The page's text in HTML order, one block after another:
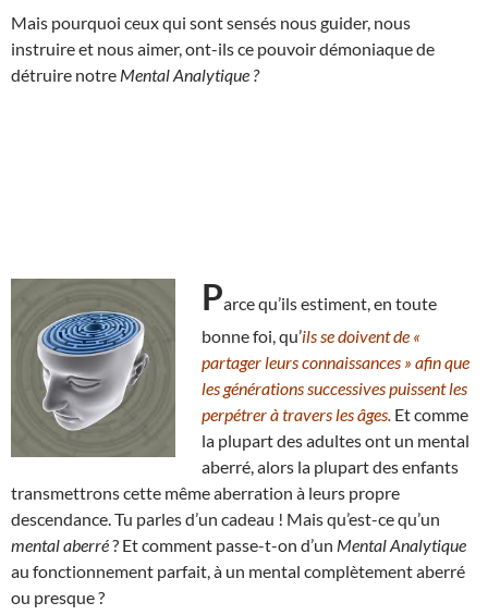
Mais pourquoi ceux qui sont sensés nous guider, nous
instruire et nous aimer, ont-ils ce pouvoir démoniaque de
détruire notre Mental Analytique ?
Parce qu’ils estiment, en toute
bonne foi, qu’ils se doivent de «
partager leurs connaissances » afin que
les générations successives puissent les
perpétrer à travers les âges. Et comme
la plupart des adultes ont un mental
aberré, alors la plupart des enfants
transmettrons cette même aberration à leurs propre
descendance. Tu parles d’un cadeau ! Mais qu’est-ce qu’un
mental aberré? Et comment passe-t-on d’un Mental Analytique
au fonctionnement parfait, à un mental complètement aberré
ou presque ?